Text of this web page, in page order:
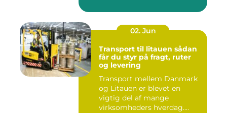
02. Jun
Transport til litauen sådan
får du styr på fragt, ruter
og levering
Transport mellem Danmark
og Litauen er blevet en
vigtig del af mange
virksomheders hverdag.